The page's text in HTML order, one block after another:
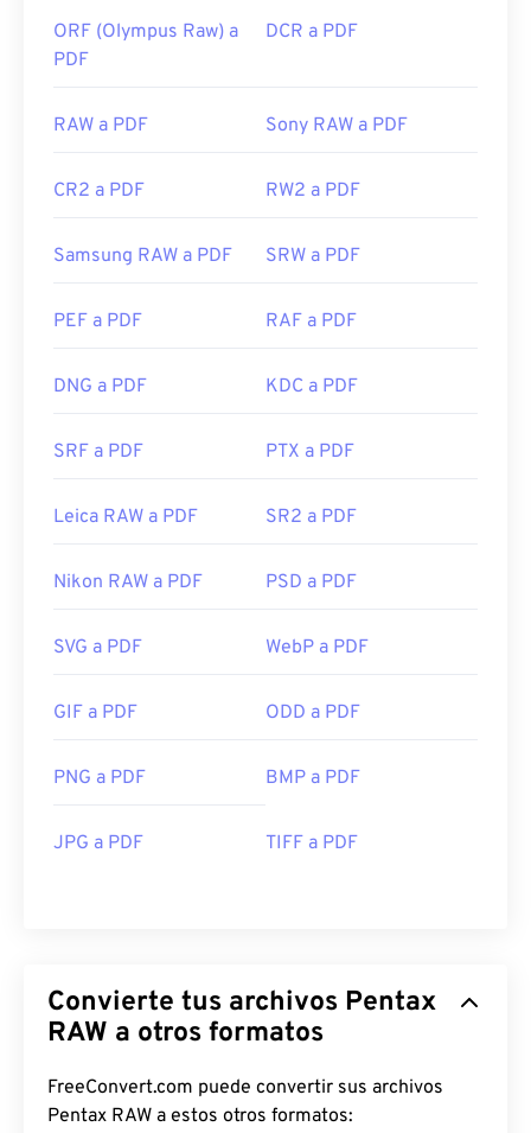
ORF (Olympus Raw) a
PDF
DCR a PDF
RAW a PDF Sony RAW a PDF
CR2 a PDF RW2 a PDF
Samsung RAW a PDF SRW a PDF
PEF a PDF RAF a PDF
DNG a PDF KDC a PDF
SRF a PDF PTX a PDF
Leica RAW a PDF SR2 a PDF
Nikon RAW a PDF PSD a PDF
SVG a PDF WebP a PDF
GIF a PDF ODD a PDF
PNG a PDF BMP a PDF
JPG a PDF TIFF a PDF
Convierte tus archivos Pentax
RAW a otros formatos
FreeConvert.com puede convertir sus archivos
Pentax RAW a estos otros formatos: